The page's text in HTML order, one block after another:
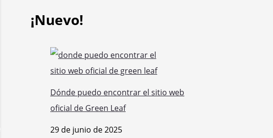
¡Nuevo!
Dónde puedo encontrar el sitio web
oficial de Green Leaf
29 de junio de 2025